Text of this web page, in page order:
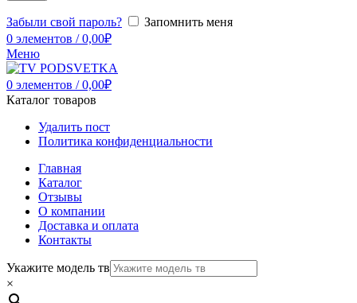
Забыли свой пароль?
Запомнить меня
0 элементов / 0,00₽
Меню
0 элементов / 0,00₽
Каталог товаров
Удалить пост
Политика конфиденциальности
Главная
Каталог
Отзывы
О компании
Доставка и оплата
Контакты
Укажите модель тв
×